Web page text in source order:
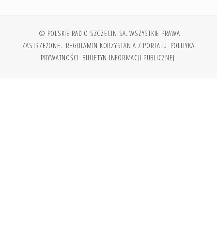
© POLSKIE RADIO SZCZECIN SA. WSZYSTKIE PRAWA
ZASTRZEŻONE. REGULAMIN KORZYSTANIA Z PORTALU POLITYKA
PRYWATNOŚCI BIULETYN INFORMACJI PUBLICZNEJ